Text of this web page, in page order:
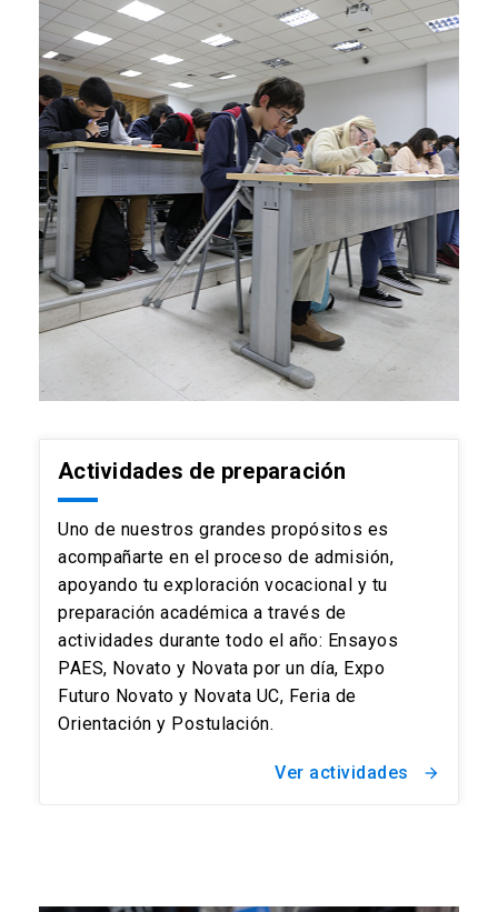
Actividades de preparación
Uno de nuestros grandes propósitos es
acompañarte en el proceso de admisión,
apoyando tu exploración vocacional y tu
preparación académica a través de
actividades durante todo el año: Ensayos
PAES, Novato y Novata por un día, Expo
Futuro Novato y Novata UC, Feria de
Orientación y Postulación.
Ver actividades arrow_forward